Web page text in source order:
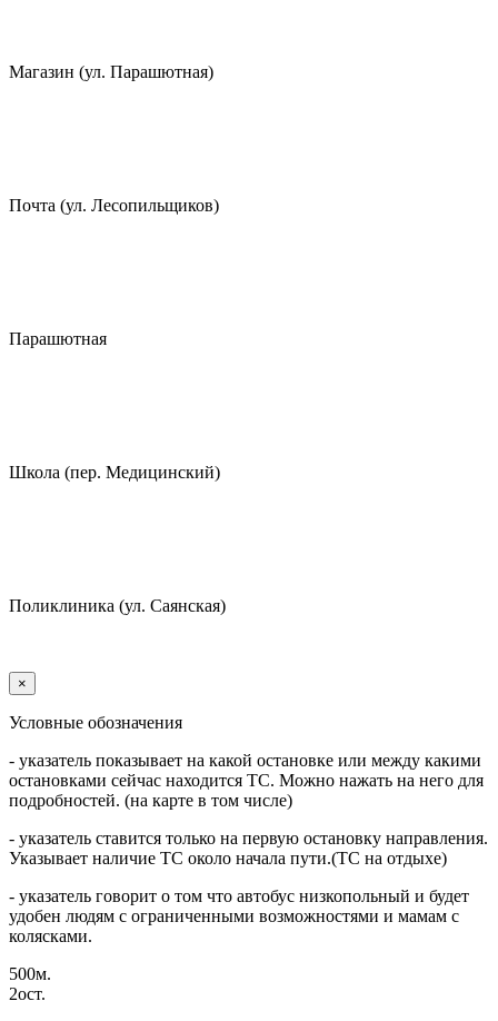
Магазин (ул. Парашютная)
Почта (ул. Лесопильщиков)
Парашютная
Школа (пер. Медицинский)
Поликлиника (ул. Саянская)
×
Условные обозначения
- указатель показывает на какой остановке или между какими
остановками сейчас находится ТС. Можно нажать на него для
подробностей. (на карте в том числе)
- указатель ставится только на первую остановку направления.
Указывает наличие ТС около начала пути.(ТС на отдыхе)
- указатель говорит о том что автобус низкопольный и будет
удобен людям с ограниченными возможностями и мамам с
колясками.
500м.
2ост.